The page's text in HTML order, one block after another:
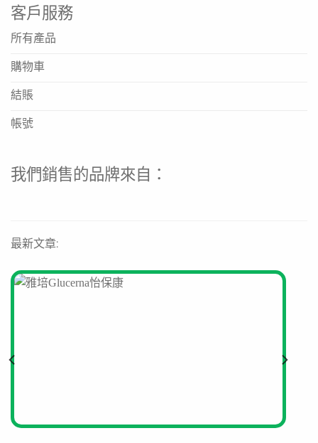
這款OPTIFAST代餐奶昔應該如何沖調？
請參照產品包裝上的沖調說明。一般建議將一包代餐粉與指
體沖調方法請以實際購買產品之包裝標示為準。
OPTIFAST Shake適合哪些人飲用？
計。如有特殊健康狀況、懷孕或哺乳中婦女，建議在使用前
產品可以在哪裡購買到？
客戶服務
所有產品
購物車
結賬
帳號
我們銷售的品牌來自：
最新文章: